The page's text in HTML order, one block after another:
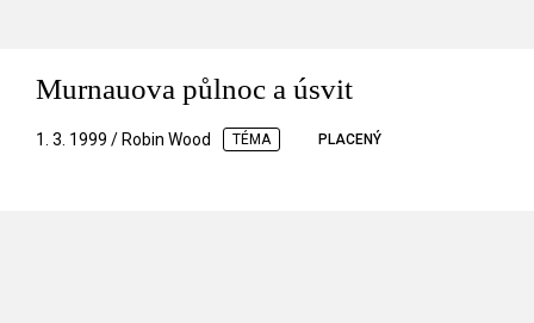
Murnauova půlnoc a úsvit
1. 3. 1999 / Robin Wood TÉMA PLACENÝ